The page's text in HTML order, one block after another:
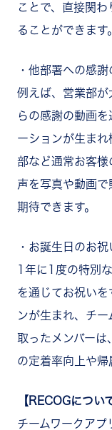
ことで、直接関
ることができます。
・他部署への感謝
例えば、営業部
らの感謝の動画
ーションが生ま
部など通常お客
声を写真や動画
期待できます。
・お誕生日のお祝
1年に1度の特別
を通じてお祝いを
ンが生まれ、チ
取ったメンバー
の定着率向上や帰
【RECOGについ
チームワークアプ